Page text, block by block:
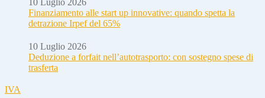
Finanziamento alle start up innovative: quando spetta la
detrazione Irpef del 65%
10 Luglio 2026
Deduzione a forfait nell’autotrasporto: con sostegno spese di
trasferta
IVA